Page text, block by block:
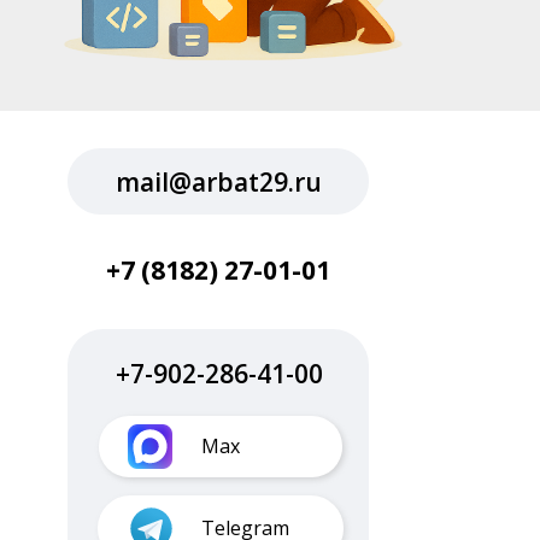
mail@arbat29.ru
+7 (8182) 27-01-01
Max
+7-902-286-41-00
Telegram